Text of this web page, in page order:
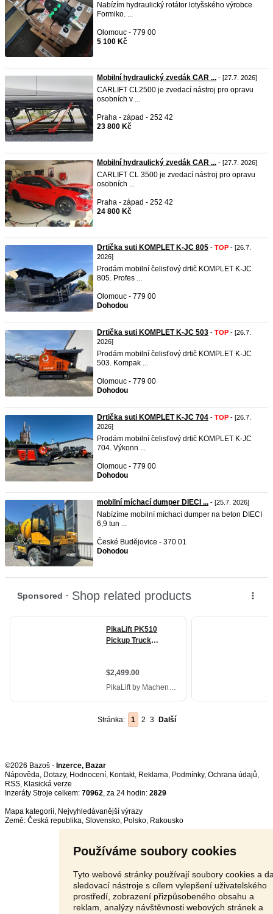
Používáme soubory cookies
Tyto webové stránky používají soubory cookies a
sledovací nástroje s cílem vylepšení uživatelského
prostředí, zobrazení přizpůsobeného obsahu a
reklam, analýzy návštěvnosti webových stránek a
Nabízím hydraulický rotátor lotyšského výrobce
Formiko. ...
Olomouc - 779 00
5 100 Kč
Mobilní hydraulický zvedák CAR ... - [27.7. 2026]
CARLIFT CL2500 je zvedací nástroj pro opravu
osobních v ...
Praha - západ - 252 42
23 800 Kč
Mobilní hydraulický zvedák CAR ... - [27.7. 2026]
CARLIFT CL 3500 je zvedací nástroj pro opravu
osobních ...
Praha - západ - 252 42
24 800 Kč
Drtička suti KOMPLET K-JC 805 - TOP - [26.7.
2026]
Prodám mobilní čelisťový drtič KOMPLET K-JC
805. Profes ...
Olomouc - 779 00
Dohodou
Drtička suti KOMPLET K-JC 503 - TOP - [26.7.
2026]
Prodám mobilní čelisťový drtič KOMPLET K-JC
503. Kompak ...
Olomouc - 779 00
Dohodou
Drtička suti KOMPLET K-JC 704 - TOP - [26.7.
2026]
Prodám mobilní čelisťový drtič KOMPLET K-JC
704. Výkonn ...
Olomouc - 779 00
Dohodou
mobilní míchací dumper DIECI ... - [25.7. 2026]
Nabízíme mobilní míchací dumper na beton DIECI
6,9 tun ...
České Budějovice - 370 01
Dohodou
Stránka: 1 2 3 Další
©2026 Bazoš - Inzerce, Bazar
Nápověda, Dotazy, Hodnocení, Kontakt, Reklama, Podmínky, Ochrana údajů,
RSS,
Inzeráty Stroje celkem: 70962, za 24 hodin: 2829
Mapa kategorií, Nejvyhledávanější výrazy
Země: Česká republika, Slovensko, Polsko, Rakousko